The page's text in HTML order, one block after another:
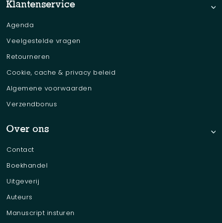
Klantenservice
Agenda
Veelgestelde vragen
Retourneren
Cookie, cache & privacy beleid
Algemene voorwaarden
Verzendbonus
Over ons
Contact
Boekhandel
Uitgeverij
Auteurs
Manuscript insturen